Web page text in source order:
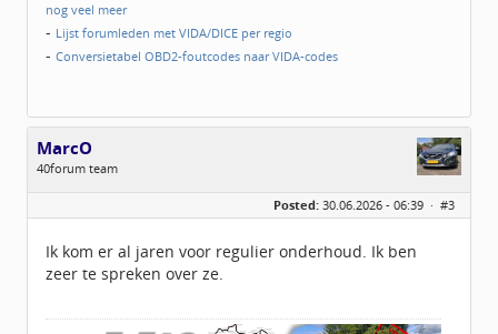
nog veel meer
- Lijst forumleden met VIDA/DICE per regio
- Conversietabel OBD2-foutcodes naar VIDA-codes
MarcO
40forum team
Geslacht:
Leeftijd:
47
Berichten:
211
Geregistreerd:05 / 2015
Posted: 30.06.2026 - 06:39 · #3
Ik kom er al jaren voor regulier onderhoud. Ik ben
zeer te spreken over ze.